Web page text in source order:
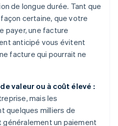
de longue durée. Tant que
certaine, que votre
payer, une facture
anticipé vous évitent
facture qui pourrait ne
valeur ou à coût élevé :
mais les
quelques milliers de
un paiement